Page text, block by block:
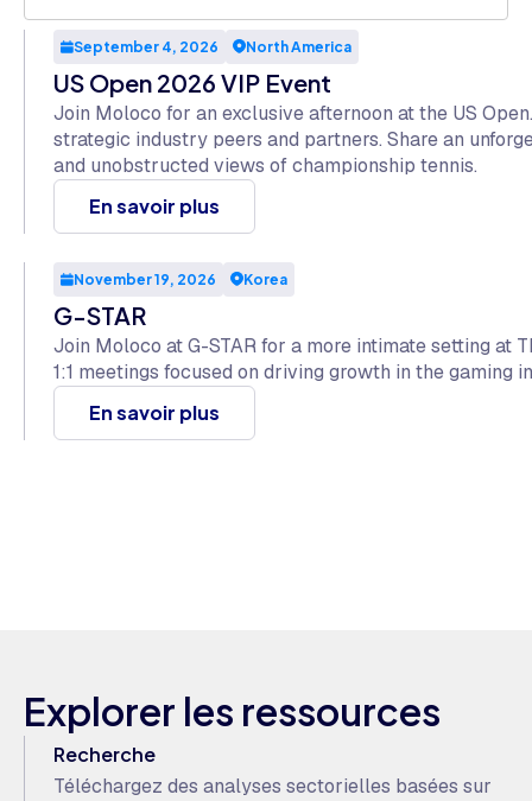
September 4, 2026 North America
US Open 2026 VIP Event
Join Moloco for an exclusive afternoon at the US
strategic industry peers and partners. Share an
and unobstructed views of championship tennis.
En savoir plus
November 19, 2026 Korea
G-STAR
Join Moloco at G-STAR for a more intimate setting at
1:1 meetings focused on driving growth in the gaming
En savoir plus
Explorer les ressources
Recherche
Téléchargez des analyses sectorielles basées sur